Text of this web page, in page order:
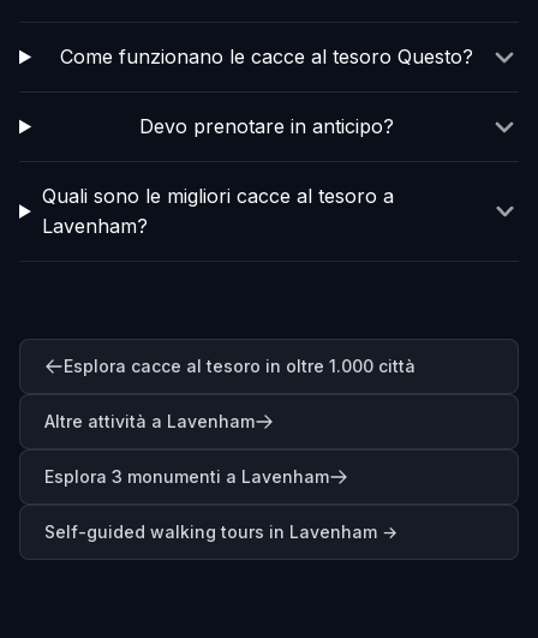
Come funzionano le cacce al tesoro Questo?
Devo prenotare in anticipo?
Quali sono le migliori cacce al tesoro a
Lavenham?
Esplora cacce al tesoro in oltre 1.000 città
Altre attività a Lavenham
Esplora 3 monumenti a Lavenham
Self-guided walking tours in Lavenham →